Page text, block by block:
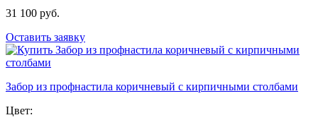
31 100 руб.
Оставить заявку
Забор из профнастила коричневый с кирпичными столбами
Цвет: